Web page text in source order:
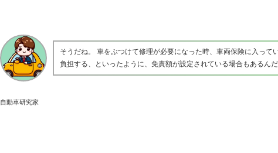
自動車研究家
そうだね。 車をぶつけて修理が必要になった時、車両保険に入っ
負担する、といったように、免責額が設定されている場合もあるんだ